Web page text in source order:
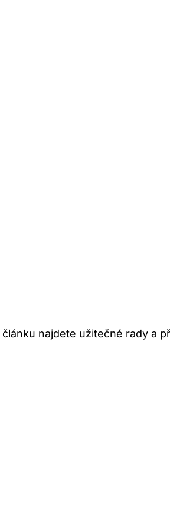
najdete užitečné rady a